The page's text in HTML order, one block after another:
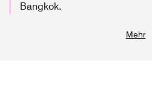
Bangkok.
Mehr